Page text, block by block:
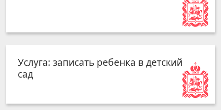
Услуга: записать ребенка в детский
сад